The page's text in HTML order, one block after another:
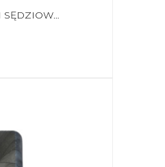
CHORĄGIEWKI SĘDZIOWSKIE PROFESJONALNE SELECT